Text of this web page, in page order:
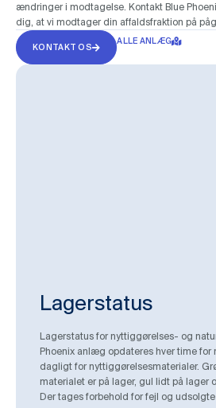
ændringer i modtagelse. Kontakt Blue
dig, at vi modtager din affaldsfraktion på
KONTAKT OS
ALLE ANLÆG
Lagerstatus
Lagerstatus for nyttiggørelses- og
Phoenix anlæg opdateres hver time for
dagligt for nyttiggørelsesmaterialer.
materialet er på lager, gul lidt på lager
Der tages forbehold for fejl og udsolgte